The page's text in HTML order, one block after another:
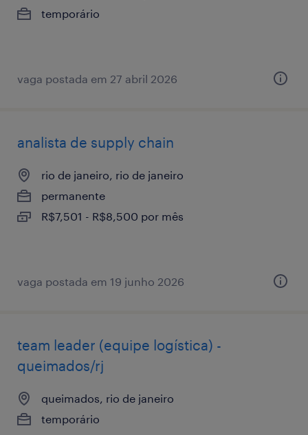
temporário
vaga postada em 27 abril 2026
analista de supply chain
rio de janeiro, rio de janeiro
permanente
R$7,501 - R$8,500 por mês
vaga postada em 19 junho 2026
team leader (equipe logística) -
queimados/rj
queimados, rio de janeiro
temporário